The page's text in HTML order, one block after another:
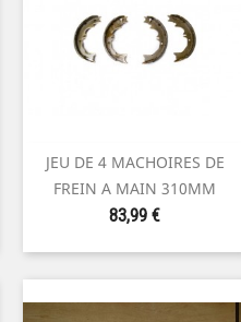
JEU DE 4 MACHOIRES DE
FREIN A MAIN 310MM
Prix
83,99 €
Aperçu rapide